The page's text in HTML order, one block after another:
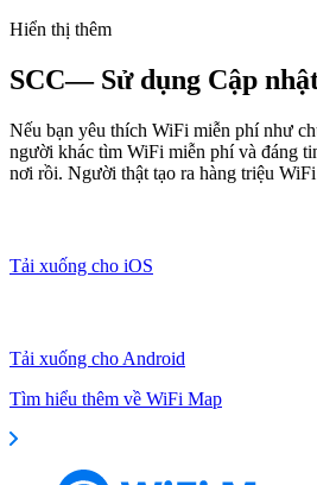
Hiển thị thêm
SCC— Sử dụng Cập
Nếu bạn yêu thích WiFi miễn phí như
người khác tìm WiFi miễn phí và đáng
nơi rồi. Người thật tạo ra hàng triệu
Tải xuống cho iOS
Tải xuống cho Android
Tìm hiểu thêm về WiFi Map